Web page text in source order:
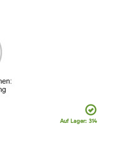
Auf Lager: 314